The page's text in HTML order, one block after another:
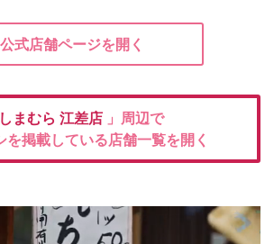
公式店舗ページを開く
しまむら 江差店 」周辺で
を掲載している店舗一覧を開く